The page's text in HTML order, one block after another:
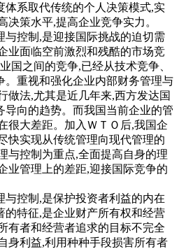
体系取代传统的个人决策模式,实
决策水平,提高企业竞争实力。
与控制,是迎接国际挑战的迫切需
业面临空前激烈和残酷的市场竞
国之间的竞争,已经从技术竞争、
。重视和强化企业内部财务管理与
做法,尤其是近几年来,西方发达国
导向的趋势。而我国当前企业的管
很大差距。加入ＷＴＯ后,我国企
快实现从传统管理向现代管理的
与控制为重点,全面提高自身的理
业管理上的差距,迎接国际竞争的
与控制,是保护投资者利益的内在
的特征,是企业财产所有权和经营
有者和经营者追求的目标不完全
身利益,利用种种手段损害所有者